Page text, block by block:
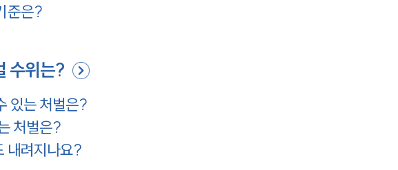
준은?
수위는?
있는 처벌은?
처벌은?
내려지나요?